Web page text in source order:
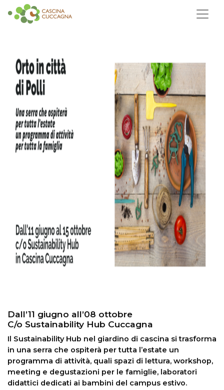
Dall’11 giugno all’08 ottobre
C/o Sustainability Hub Cuccagna
Il Sustainability Hub nel giardino di cascina si trasforma
in una serra che ospiterà per tutta l’estate un
programma di attività, quali spazi di lettura, workshop,
meeting e degustazioni per le famiglie, laboratori
didattici dedicati ai bambini del campus estivo.